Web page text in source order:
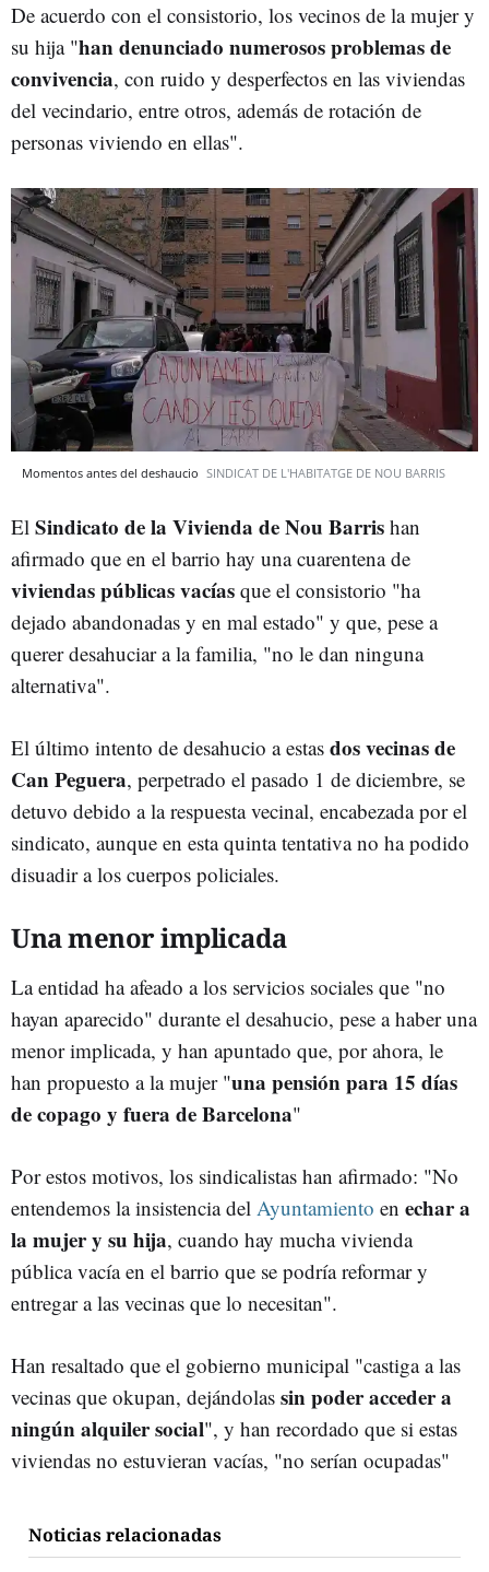
De acuerdo con el consistorio, los vecinos de la mujer y
su hija "han denunciado numerosos problemas de
convivencia, con ruido y desperfectos en las viviendas
del vecindario, entre otros, además de rotación de
personas viviendo en ellas".
Momentos antes del deshaucio SINDICAT DE L'HABITATGE DE NOU BARRIS
El Sindicato de la Vivienda de Nou Barris han
afirmado que en el barrio hay una cuarentena de
viviendas públicas vacías que el consistorio "ha
dejado abandonadas y en mal estado" y que, pese a
querer desahuciar a la familia, "no le dan ninguna
alternativa".
El último intento de desahucio a estas dos vecinas de
Can Peguera, perpetrado el pasado 1 de diciembre, se
detuvo debido a la respuesta vecinal, encabezada por el
sindicato, aunque en esta quinta tentativa no ha podido
disuadir a los cuerpos policiales.
Una menor implicada
La entidad ha afeado a los servicios sociales que "no
hayan aparecido" durante el desahucio, pese a haber una
menor implicada, y han apuntado que, por ahora, le
han propuesto a la mujer "una pensión para 15 días
de copago y fuera de Barcelona"
Por estos motivos, los sindicalistas han afirmado: "No
entendemos la insistencia del Ayuntamiento en echar a
la mujer y su hija, cuando hay mucha vivienda
pública vacía en el barrio que se podría reformar y
entregar a las vecinas que lo necesitan".
Han resaltado que el gobierno municipal "castiga a las
vecinas que okupan, dejándolas sin poder acceder a
ningún alquiler social", y han recordado que si estas
viviendas no estuvieran vacías, "no serían ocupadas"
Noticias relacionadas